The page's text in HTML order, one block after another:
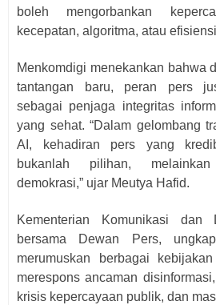
boleh mengorbankan
kecepatan, algoritma, atau
Menkomdigi menekankan bahwa
tantangan baru, peran pers
sebagai penjaga integritas
yang sehat. “Dalam gelombang
AI, kehadiran pers yang
bukanlah pilihan,
demokrasi,” ujar Meutya Hafid.
Kementerian Komunikasi dan
bersama Dewan Pers,
merumuskan berbagai
merespons ancaman
krisis kepercayaan publik, dan